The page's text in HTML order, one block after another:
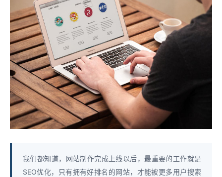
我们都知道，网站制作完成上线以后，最重要的工作就是
SEO优化，只有拥有好排名的网站，才能被更多用户搜索